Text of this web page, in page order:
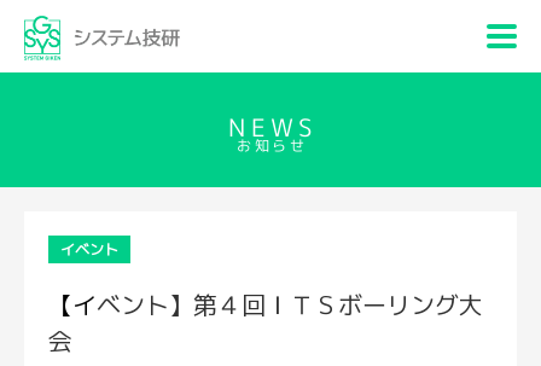
NEWS
お知らせ
イベント
【イベント】第４回ＩＴＳボーリング大
会